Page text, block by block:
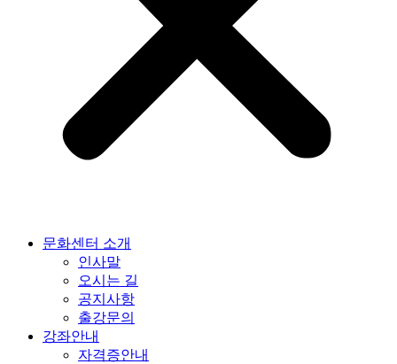
문화센터 소개
인사말
오시는 길
공지사항
출강문의
강좌안내
자격증안내